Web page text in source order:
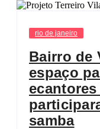
rio de janeiro
Bairro de
espaço
samba